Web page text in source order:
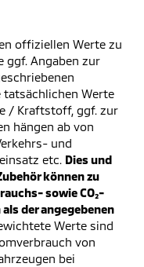
offiziellen Werte zu
ggf. Angaben zur
tatsächlichen Werte
/ Kraftstoff, ggf. zur
hängen ab von
und
etc. Dies und
können zu
sowie CO₂-
der angegebenen
Werte sind
von
bei